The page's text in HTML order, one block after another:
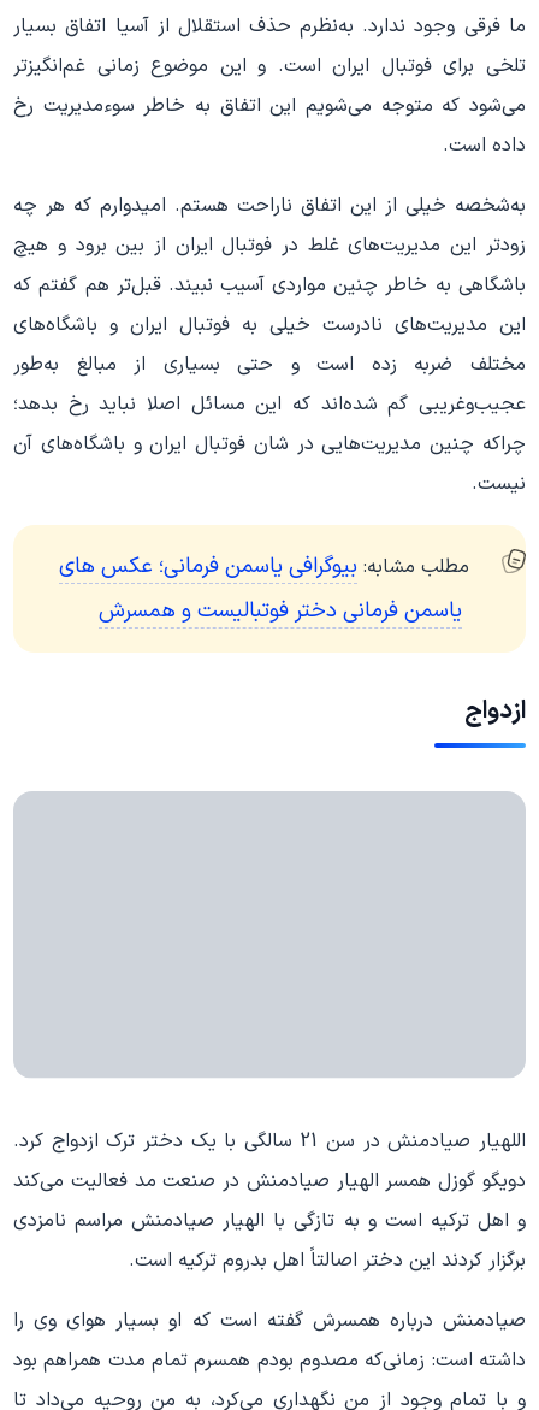
ما فرقی وجود ندارد. به‌نظرم حذف استقلال از آسیا اتفاق بسیار
تلخی برای فوتبال ایران است. و این موضوع زمانی غم‌انگیزتر
می‌شود که متوجه می‌شویم این اتفاق به خاطر سوءمدیریت‌ رخ
داده است.
به‌شخصه خیلی از این اتفاق ناراحت هستم. امیدوارم که هر چه
زودتر این مدیریت‌های غلط در فوتبال ایران از بین برود و هیچ
باشگاهی به خاطر چنین مواردی آسیب نبیند. قبل‌تر هم گفتم که
این مدیریت‌های نادرست خیلی به فوتبال ایران و باشگاه‌های
مختلف ضربه زده است و حتی بسیاری از مبالغ به‌طور
عجیب‌و‌غریبی گم شده‌اند که این مسائل اصلا نباید رخ بدهد؛
چراکه چنین مدیریت‌هایی در شان فوتبال ایران و باشگاه‌های آن
نیست.
مطلب مشابه: بیوگرافی یاسمن فرمانی؛ عکس های
یاسمن فرمانی دختر فوتبالیست و همسرش
ازدواج
اللهیار صیادمنش در سن 21 سالگی با یک دختر ترک ازدواج کرد.
دویگو گوزل همسر الهیار صیادمنش در صنعت مد فعالیت می‌کند
و اهل ترکیه است و به تازگی با الهیار صیادمنش مراسم نامزدی
برگزار کردند این دختر اصالتاً اهل بدروم ترکیه است.
صیادمنش درباره همسرش گفته است که او بسیار هوای وی را
داشته است: زمانی‌که مصدوم بودم همسرم تمام مدت همراهم بود
و با تمام وجود از من نگهداری می‌کرد، به من روحیه می‌داد تا